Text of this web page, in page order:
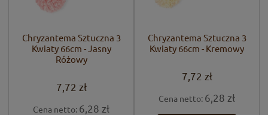
Chryzantema Sztuczna 3
Kwiaty 66cm - Jasny
Różowy
7,72 zł
Cena netto: 6,28 zł
Chryzantema Sztuczna 3
Kwiaty 66cm - Kremowy
7,72 zł
Cena netto: 6,28 zł